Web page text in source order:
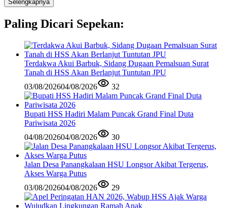
Selengkapnya
Paling Dicari Sepekan:
Terdakwa Akui Barbuk, Sidang Dugaan Pemalsuan Surat
Tanah di HSS Akan Berlanjut Tuntutan JPU
03/08/202604/08/2026 32
Bupati HSS Hadiri Malam Puncak Grand Final Duta
Pariwisata 2026
04/08/202604/08/2026 30
Jalan Desa Panangkalaan HSU Longsor Akibat Tergerus,
Akses Warga Putus
03/08/202604/08/2026 29